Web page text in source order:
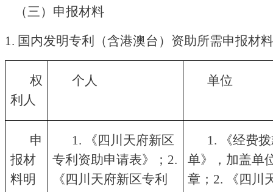
（三） 申报材料
1. 国内发明专利（含港澳台）资助所需申报材料
权
利人
个人 单位
申
报材
料明
1. 《四川天府新区
专利资助申请表》；2.
《四川天府新区专利
1. 《经费
单》，加盖单
章；2. 《四川